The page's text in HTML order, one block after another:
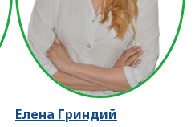
Елена Гриндий